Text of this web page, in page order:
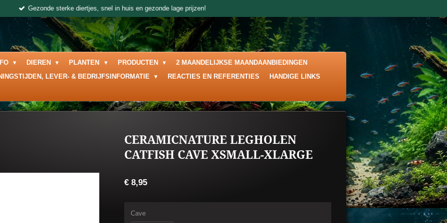
Gezonde sterke diertjes, snel in huis en gezonde lage prijzen!
DIEREN PLANTEN PRODUCTEN
2 MAANDELIJKSE MAANDAANBIEDINGEN
LEVER- & BEDRIJFSINFORMATIE REACTIES EN REFERENTIES HANDIGE LINKS
CERAMICNATURE LEGHOLEN
CATFISH CAVE XSMALL-XLARGE
€ 8,95
Cave